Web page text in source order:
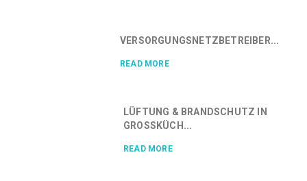
VERSORGUNGSNETZBETREIBER...
READ MORE
LÜFTUNG & BRANDSCHUTZ IN
GROSSKÜCH...
READ MORE